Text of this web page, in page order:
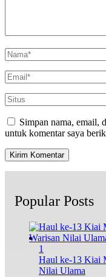
Simpan nama, email,
untuk komentar saya
Popular Posts
1
Haul ke-13 Kiai
Nilai Ulama